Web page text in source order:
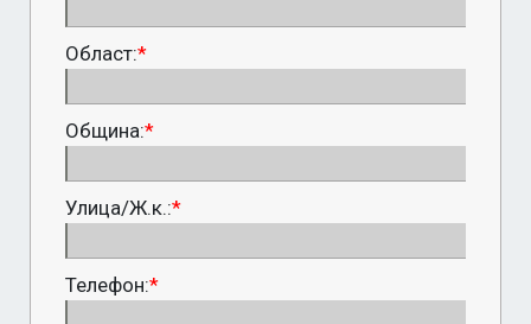
Област:*
Община:*
Улица/Ж.к.:*
Телефон:*